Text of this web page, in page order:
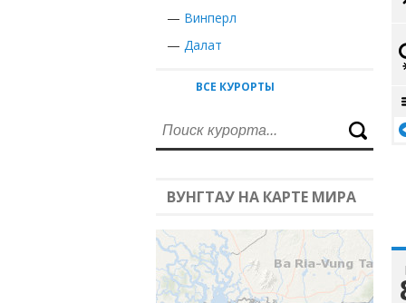
— Винперл
— Далат
ВСЕ КУРОРТЫ
ВУНГТАУ НА КАРТЕ МИРА